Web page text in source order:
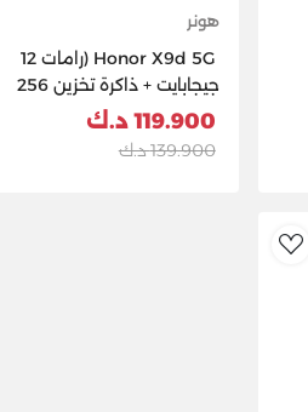
هونر
Honor X9d 5G (رامات 12
جيجابايت + ذاكرة تخزين 256
جيجابايت) - بني محمر
119.900 د.ك
139.900 د.ك
AddToWishlist